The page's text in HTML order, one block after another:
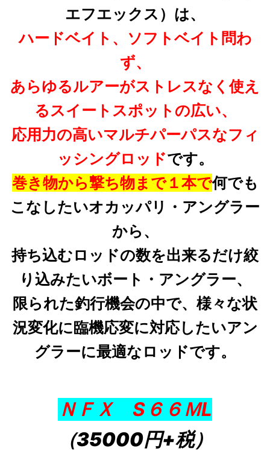
エフエックス）は、
ハードベイト、ソフトベイト問わ
ず、
あらゆるルアーがストレスなく使え
るスイートスポットの広い、
応用力の高いマルチパーパスなフィ
ッシングロッドです。
巻き物から撃ち物まで１本で何でも
こなしたいオカッパリ・アングラー
から、
持ち込むロッドの数を出来るだけ絞
り込みたいボート・アングラー、
限られた釣行機会の中で、様々な状
況変化に臨機応変に対応したいアン
グラーに最適なロッドです。
ＮＦＸ S６６ＭL
（35000円+税）